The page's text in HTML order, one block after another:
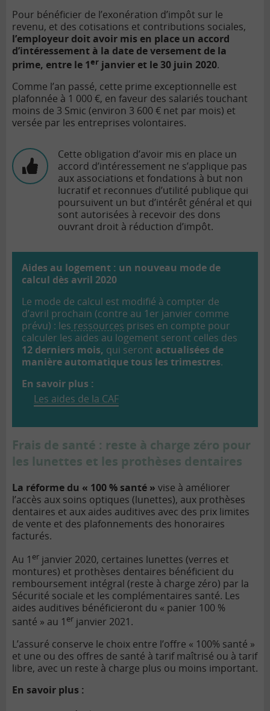
Pour bénéficier de l’exonération d’impôt sur le
revenu, et des cotisations et contributions sociales,
l’employeur doit avoir mis en place un accord
d’intéressement à la date de versement de la
prime, entre le 1er janvier et le 30 juin 2020.
Comme l’an passé, cette prime exceptionnelle est
plafonnée à 1 000 €, en faveur des salariés touchant
moins de 3 Smic (environ 3 600 € net par mois) et
versée par les entreprises volontaires.
Cette obligation d’avoir mis en place un
accord d’intéressement ne s’applique pas
aux associations et fondations à but non
lucratif et reconnues d’utilité publique qui
poursuivent un but d’intérêt général et qui
sont autorisées à recevoir des dons
ouvrant droit à réduction d’impôt.
Aides au logement : un nouveau mode de
calcul dès avril 2020
Le mode de calcul est modifié à compter de
d’avril prochain (contre au 1er janvier comme
prévu) : les ressources prises en compte pour
calculer les aides au logement seront celles des
12 derniers mois, qui seront actualisées de
manière automatique tous les trimestres.
En savoir plus :
Les aides de la CAF
Frais de santé : reste à charge zéro pour
les lunettes et les prothèses dentaires
La réforme du « 100 % santé » vise à améliorer
l’accès aux soins optiques (lunettes), aux prothèses
dentaires et aux aides auditives avec des prix limites
de vente et des plafonnements des honoraires
facturés.
Au 1 er janvier 2020, certaines lunettes (verres et
montures) et prothèses dentaires bénéficient du
remboursement intégral (reste à charge zéro) par la
Sécurité sociale et les complémentaires santé. Les
aides auditives bénéficieront du « panier 100 %
santé » au 1 er janvier 2021.
L’assuré conserve le choix entre l’offre « 100% santé »
et une ou des offres de santé à tarif maîtrisé ou à tarif
libre, avec un reste à charge plus ou moins important.
En savoir plus :